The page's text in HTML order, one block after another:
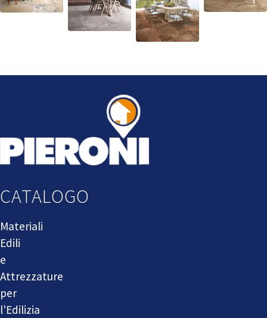
CATALOGO
Materiali
Edili
e
Attrezzature
per
l'Edilizia